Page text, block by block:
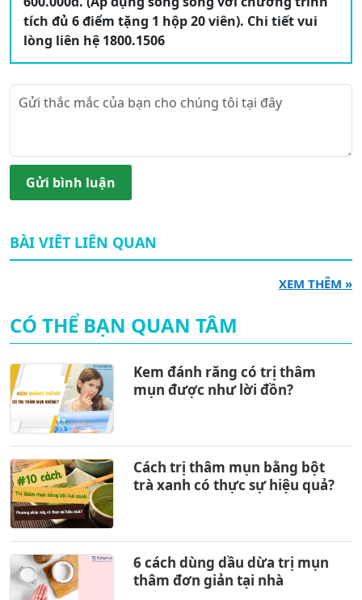
tích đủ 6 điểm tặng 1 hộp 20 viên). Chi tiết vui
lòng liên hệ 1800.1506
Gửi bình luận
BÀI VIÊT LIÊN QUAN
XEM THÊM »
CÓ THỂ BẠN QUAN TÂM
Kem đánh răng có trị thâm
mụn được như lời đồn?
Cách trị thâm mụn bằng bột
trà xanh có thực sự hiệu quả?
6 cách dùng dầu dừa trị mụn
thâm đơn giản tại nhà